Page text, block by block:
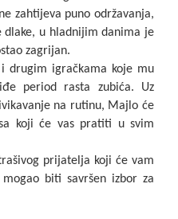
zahtijeva puno održavanja,
u hladnijim danima je
zagrijan.
drugim igračkama koje mu
period rasta zubića. Uz
na rutinu, Majlo će
koji će vas pratiti u svim
prijatelja koji će vam
biti savršen izbor za